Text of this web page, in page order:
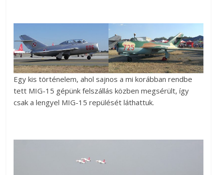
Egy kis történelem, ahol sajnos a mi korábban rendbe
tett MIG-15 gépünk felszállás közben megsérült, így
csak a lengyel MIG-15 repülését láthattuk.